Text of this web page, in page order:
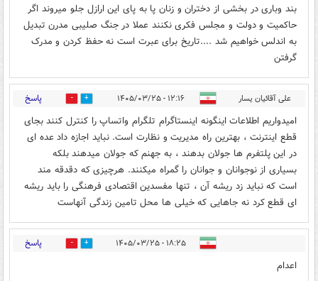
بند وباری در بخشی از دختران و زنان پا به پای این ارازل جلو میروند اگر
حاکمیت و دولت و مجلس فکری نکنند عملا در جنگ صلیبی مدرن تبدیل
به اندلس خواهیم شد ....تاریخ برای عبرت است نه حفظ کردن و مدرک
گرفتن
علی آقائیان یسار ۱۲:۱۶ - ۱۴۰۵/۰۳/۲۵ 1 پاسخ
امیدواریم اطلاعات اینگونه اینستاگرام تلگرام واتساپ را کنترل کنند بجای
قطع اینترنت ، بهترین راه مدیریت و نظارت است. نباید اجازه داد عده ای
در این پلتفرم ها جولان بدهند ، به جهنم که جولان میدهند بلکه
بسیاری از نوجوانان و جوانان را گمراه میکنند. هرچیزی که دقدقه مند
است که نباید زد ریشه آن ، تنها مفسدین اقتصادی فرهنگی را باید ریشه
ای قطع کرد نه جاهایی که خیلی ها محل تامین زندگی آنهاست
۱۸:۲۵ - ۱۴۰۵/۰۳/۲۵ 0 پاسخ
اعدام